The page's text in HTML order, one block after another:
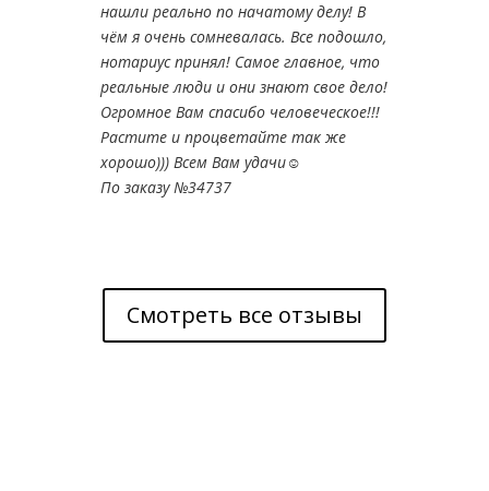
нашли реально по начатому делу! В
чём я очень сомневалась. Все подошло,
нотариус принял! Самое главное, что
реальные люди и они знают свое дело!
Огромное Вам спасибо человеческое!!!
Растите и процветайте так же
хорошо))) Всем Вам удачи☺️
По заказу №34737
Смотреть все отзывы